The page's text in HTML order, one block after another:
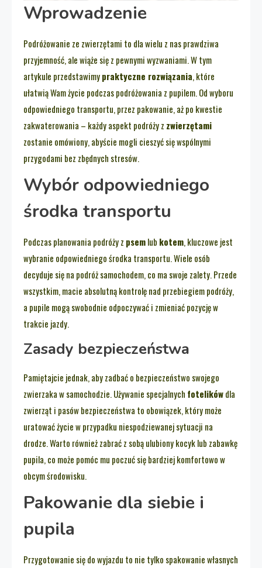
Wprowadzenie
Podróżowanie ze zwierzętami to dla wielu z nas prawdziwa
przyjemność, ale wiąże się z pewnymi wyzwaniami. W tym
artykule przedstawimypraktyczne rozwiązania, które
ułatwią Wam życie podczas podróżowania z pupilem. Od wyboru
odpowiedniego transportu, przez pakowanie, aż po kwestie
zakwaterowania – każdy aspekt podróży z zwierzętami
zostanie omówiony, abyście mogli cieszyć się wspólnymi
przygodami bez zbędnych stresów.
Wybór odpowiedniego
środka transportu
Podczas planowania podróży z psemlub kotem, kluczowe jest
wybranie odpowiedniego środka transportu. Wiele osób
decyduje się na podróż samochodem, co ma swoje zalety. Przede
wszystkim, macie absolutną kontrolę nad przebiegiem podróży,
a pupile mogą swobodnie odpoczywać i zmieniać pozycję w
trakcie jazdy.
Zasady bezpieczeństwa
Pamiętajcie jednak, aby zadbać o bezpieczeństwo swojego
zwierzaka w samochodzie. Używanie specjalnych fotelikówdla
zwierząt i pasów bezpieczeństwa to obowiązek, który może
uratować życie w przypadku niespodziewanej sytuacji na
drodze. Warto również zabrać z sobą ulubiony kocyk lub zabawkę
pupila, co może pomóc mu poczuć się bardziej komfortowo w
obcym środowisku.
Pakowanie dla siebie i
pupila
Przygotowanie się do wyjazdu to nie tylko spakowanie własnych